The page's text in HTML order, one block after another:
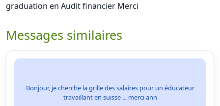
graduation en Audit financier Merci
Messages similaires
Bonjour, je cherche la grille des salaires pour un éducateur
travaillant en suisse ... merci ann